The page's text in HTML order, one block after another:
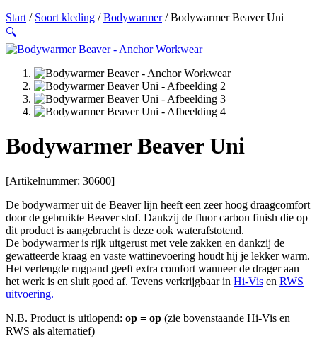
Start / Soort kleding /Bodywarmer/ Bodywarmer Beaver Uni
🔍
Bodywarmer Beaver Uni
[Artikelnummer: 30600]
De bodywarmer uit de Beaver lijn heeft een zeer hoog draagcomfort
door de gebruikte Beaver stof. Dankzij de fluor carbon finish die op
dit product is aangebracht is deze ook waterafstotend.
De bodywarmer is rijk uitgerust met vele zakken en dankzij de
gewatteerde kraag en vaste wattinevoering houdt hij je lekker warm.
Het verlengde rugpand geeft extra comfort wanneer de drager aan
het werk is en sluit goed af. Tevens verkrijgbaar in Hi-Vis en RWS
uitvoering.
N.B. Product is uitlopend: op = op (zie bovenstaande Hi-Vis en
RWS als alternatief)